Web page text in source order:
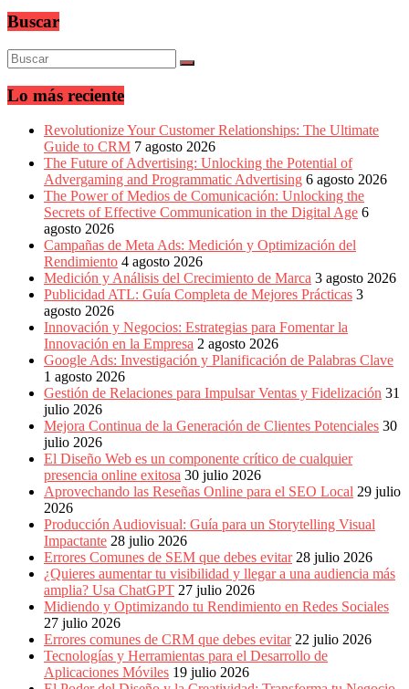
TV,
Creatividad,
SEO,
SEM,
Free
RRPP,
Comerciales,
Periodismo,
Revistas,
Magazines
ATL,
Periódicos
Producción
Gráfica
Colombia.
Buscar
Lo más reciente
Revolutionize Your Customer Relationships: The Ultimate
Guide to CRM 7 agosto 2026
The Future of Advertising: Unlocking the Potential of
Advergaming and Programmatic Advertising 6 agosto 2026
The Power of Medios de Comunicación: Unlocking the
Secrets of Effective Communication in the Digital Age 6
agosto 2026
Campañas de Meta Ads: Medición y Optimización del
Rendimiento 4 agosto 2026
Medición y Análisis del Crecimiento de Marca 3 agosto 2026
Publicidad ATL: Guía Completa de Mejores Prácticas 3
agosto 2026
Innovación y Negocios: Estrategias para Fomentar la
Innovación en la Empresa 2 agosto 2026
Google Ads: Investigación y Planificación de Palabras Clave
1 agosto 2026
Gestión de Relaciones para Impulsar Ventas y Fidelización 31
julio 2026
Mejora Continua de la Generación de Clientes Potenciales 30
julio 2026
El Diseño Web es un componente crítico de cualquier
presencia online exitosa 30 julio 2026
Aprovechando las Reseñas Online para el SEO Local 29 julio
2026
Producción Audiovisual: Guía para un Storytelling Visual
Impactante 28 julio 2026
Errores Comunes de SEM que debes evitar 28 julio 2026
¿Quieres aumentar tu visibilidad y llegar a una audiencia más
amplia? Usa ChatGPT 27 julio 2026
Midiendo y Optimizando tu Rendimiento en Redes Sociales
27 julio 2026
Errores comunes de CRM que debes evitar 22 julio 2026
Tecnologías y Herramientas para el Desarrollo de
Aplicaciones Móviles 19 julio 2026